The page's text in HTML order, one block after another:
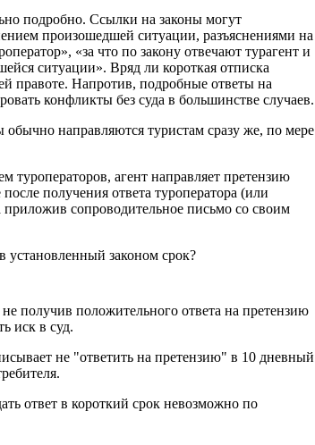
подробно. Ссылки на законы могут
произошедшей ситуации, разъяснениями на
«за что по закону отвечают турагент и
ситуации». Вряд ли короткая отписка
правоте. Напротив, подробные ответы на
конфликты без суда в большинстве случаев.
направляются туристам сразу же, по мере
туроператоров, агент направляет претензию
получения ответа туроператора (или
приложив сопроводительное письмо со своим
установленный законом срок?
получив положительного ответа на претензию
иск в суд.
не "ответить на претензию" в 10 дневный
ответ в короткий срок невозможно по